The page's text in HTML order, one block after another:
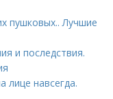
пушковых.. Лучшие
и последствия.
лице навсегда.